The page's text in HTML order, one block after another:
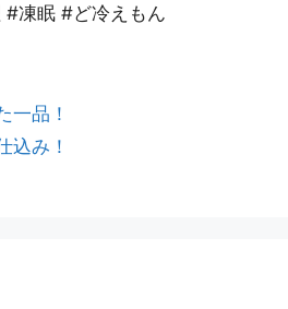
凍眠 #ど冷えもん
一品！
込み！